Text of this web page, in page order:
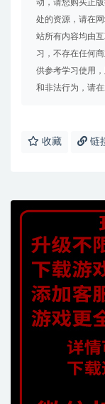
动，请您购买正
处的资源，请在
站所有内容均由
习，不存在任何
供参考学习使用
和非法行为，请
收藏 链